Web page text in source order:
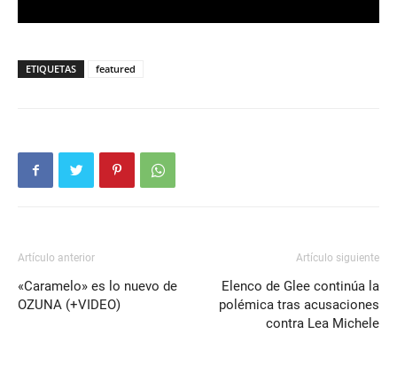
ETIQUETAS featured
Artículo anterior
«Caramelo» es lo nuevo de
OZUNA (+VIDEO)
Artículo siguiente
Elenco de Glee continúa la
polémica tras acusaciones
contra Lea Michele